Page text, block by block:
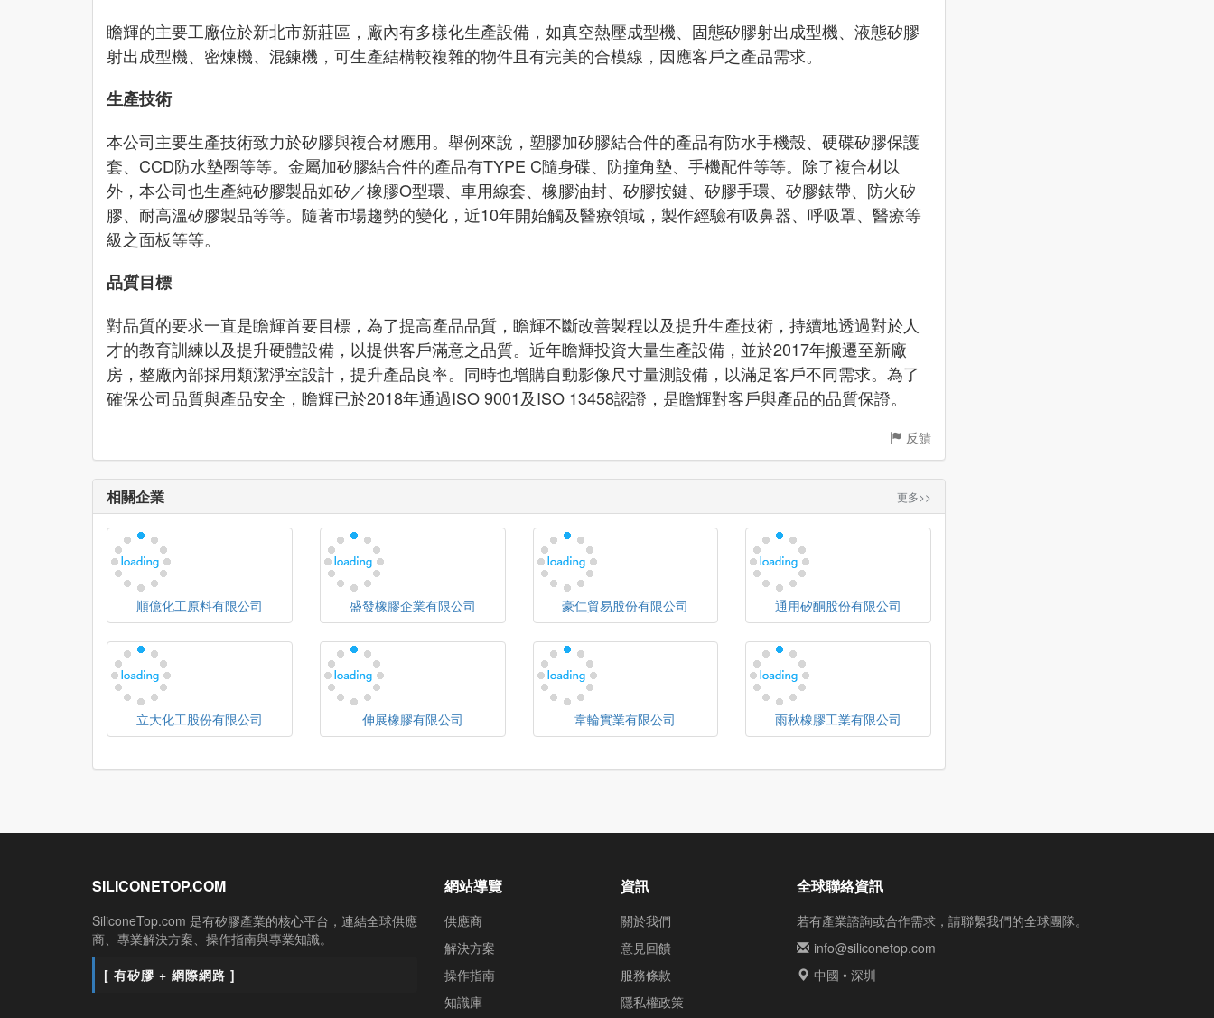
瞻輝的主要工廠位於新北市新莊區，廠內有多樣化生產設備，如真空熱壓成型機、固態矽膠射出成型機、液態矽膠
射出成型機、密煉機、混鍊機，可生產結構較複雜的物件且有完美的合模線，因應客戶之產品需求。
生產技術
本公司主要生產技術致力於矽膠與複合材應用。舉例來說，塑膠加矽膠結合件的產品有防水手機殼、硬碟矽膠保護
套、CCD防水墊圈等等。金屬加矽膠結合件的產品有TYPE C隨身碟、防撞角墊、手機配件等等。除了複合材以
外，本公司也生產純矽膠製品如矽／橡膠O型環、車用線套、橡膠油封、矽膠按鍵、矽膠手環、矽膠錶帶、防火矽
膠、耐高溫矽膠製品等等。隨著市場趨勢的變化，近10年開始觸及醫療領域，製作經驗有吸鼻器、呼吸罩、醫療等
級之面板等等。
品質目標
對品質的要求一直是瞻輝首要目標，為了提高產品品質，瞻輝不斷改善製程以及提升生產技術，持續地透過對於人
才的教育訓練以及提升硬體設備，以提供客戶滿意之品質。近年瞻輝投資大量生產設備，並於2017年搬遷至新廠
房，整廠內部採用類潔淨室設計，提升產品良率。同時也增購自動影像尺寸量測設備，以滿足客戶不同需求。為了
確保公司品質與產品安全，瞻輝已於2018年通過ISO 9001及ISO 13458認證，是瞻輝對客戶與產品的品質保證。
反饋
更多>>
相關企業
順億化工原料有限公司 盛發橡膠企業有限公司 豪仁貿易股份有限公司 通用矽酮股份有限公司
立大化工股份有限公司 伸展橡膠有限公司 韋輪實業有限公司 雨秋橡膠工業有限公司
SILICONETOP.COM
SiliconeTop.com 是有矽膠產業的核心平台，連結全球供應
商、專業解決方案、操作指南與專業知識。
[ 有矽膠 + 網際網路 ]
網站導覽
供應商
解決方案
操作指南
知識庫
資訊
關於我們
意見回饋
服務條款
隱私權政策
全球聯絡資訊
若有產業諮詢或合作需求，請聯繫我們的全球團隊。
info@siliconetop.com
中國 • 深圳